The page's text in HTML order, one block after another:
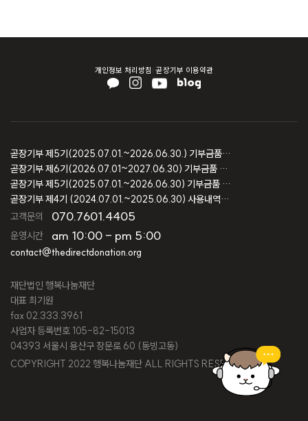
개인정보 처리방침 곧장기부 이용약관
고객문의 070.7601.4405
운영시간 am 10:00 - pm 5:00
contact@thedirectdonation.org
재단법인 행복나눔재단
대표 최기원
fax 02.333.3961
사업자 등록번호 105-82-15013
04393 서울시 용산구 장문로 60 (동빙고동)
COPYRIGHT 2022 행복나눔재단 ALL RIGHTS RESERVED.
곧장기부 제5기(2025.07.01.~2026.06.30.) 기부금품 모집결과 보고
곧장기부 제6기(2026.07.01~2027.06.30) 기부금품 모집등록 보고
곧장기부 제5기(2025.07.01.~2026.06.30) 기부금품 모집등록 보고
곧장기부 제4기 (2024.07.01.~2025.06.30) 사용내역 및 회계감사 보고